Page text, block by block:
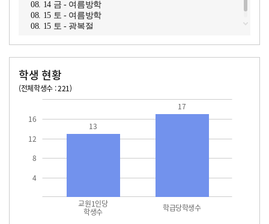
08. 14 금 - 여름방학
08. 15 토 - 여름방학
08. 15 토 - 광복절
학생 현황
(전체학생수 : 221)
4
8
12
16
교원1인당
학생수 학급당학생수
13
17